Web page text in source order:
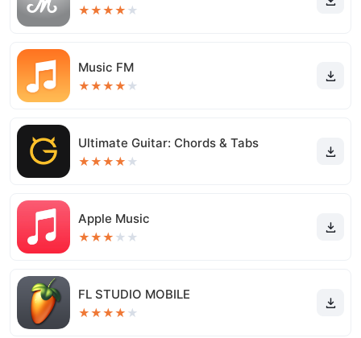
★★★★ ★
Music FM
★★★★ ★
Ultimate Guitar: Chords & Tabs
★★★★ ★
Apple Music
★★★ ★ ★
FL STUDIO MOBILE
★★★★ ★